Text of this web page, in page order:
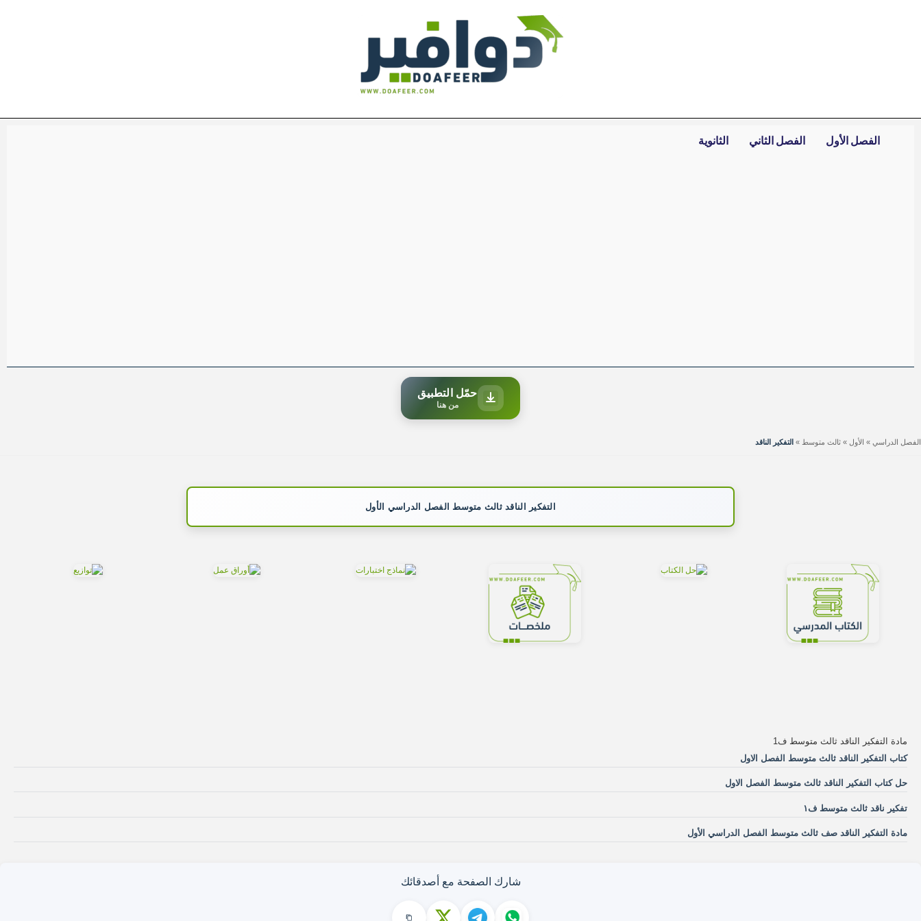
الفصل الأول الفصل الثاني الثانوية
حمّل التطبيق
من هنا
الفصل الدراسي » الأول » ثالث متوسط » التفكير الناقد
التفكير الناقد ثالث متوسط الفصل الدراسي الأول
مادة التفكير الناقد ثالث متوسط ف1
كتاب التفكير الناقد ثالث متوسط الفصل الاول
حل كتاب التفكير الناقد ثالث متوسط الفصل الاول
تفكير ناقد ثالث متوسط ف١
مادة التفكير الناقد صف ثالث متوسط الفصل الدراسي الأول
شارك الصفحة مع أصدقائك